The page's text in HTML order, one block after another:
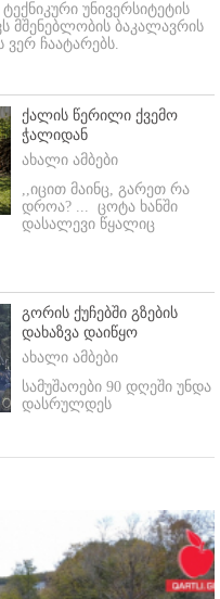
უნივერსიტეტის
მშენებლობის ბაკალავრის
ვერ ჩაატარებს.
ქალის წერილი ქვემო
ჭალიდან
ახალი ამბები
,,იცით მაინც, გარეთ რა
დროა? ... ცოტა ხანში
დასალევი წყალიც
გორის ქუჩებში გზების
დახაზვა დაიწყო
ახალი ამბები
სამუშაოები 90 დღეში უნდა
დასრულდეს